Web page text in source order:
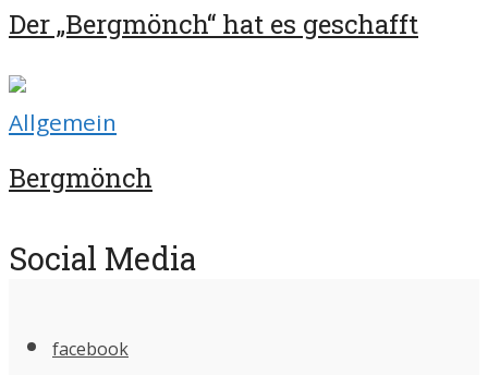
Der „Bergmönch“ hat es geschafft
Allgemein
Bergmönch
Social Media
facebook